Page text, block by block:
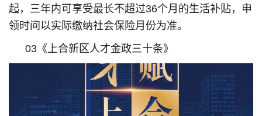
起，三年内可享受最长不超过36个月的生活补贴，申
领时间以实际缴纳社会保险月份为准。
03《上合新区人才金政三十条》